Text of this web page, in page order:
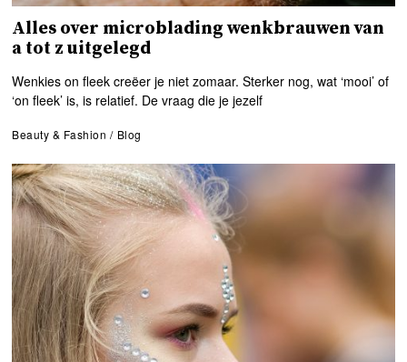
Alles over microblading wenkbrauwen van
a tot z uitgelegd
Wenkies on fleek creëer je niet zomaar. Sterker nog, wat ‘mooi’ of
‘on fleek’ is, is relatief. De vraag die je jezelf
Beauty & Fashion / Blog